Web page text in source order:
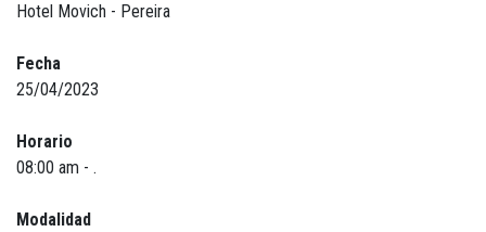
Hotel Movich - Pereira
Fecha
25/04/2023
Horario
08:00 am - .
Modalidad